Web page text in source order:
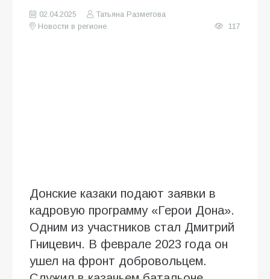
02.04.2025
Татьяна Разметова
Новости в регионе
117
Донские казаки подают заявки в
кадровую программу «Герои Дона».
Одним из участников стал Дмитрий
Гницевич. В феврале 2023 года он
ушел на фронт добровольцем.